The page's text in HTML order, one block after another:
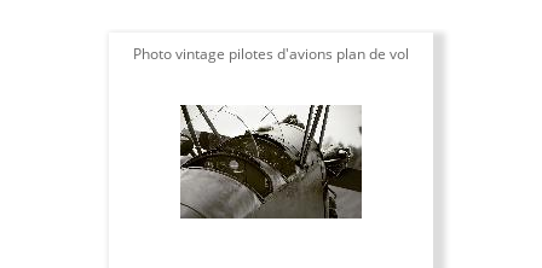
Photo vintage pilotes d'avions plan de vol